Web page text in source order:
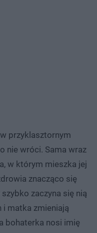
przyklasztornym
nie wróci. Sama wraz
w którym mieszka jej
znacząco się
zaczyna się nią
i matka zmieniają
bohaterka nosi imię